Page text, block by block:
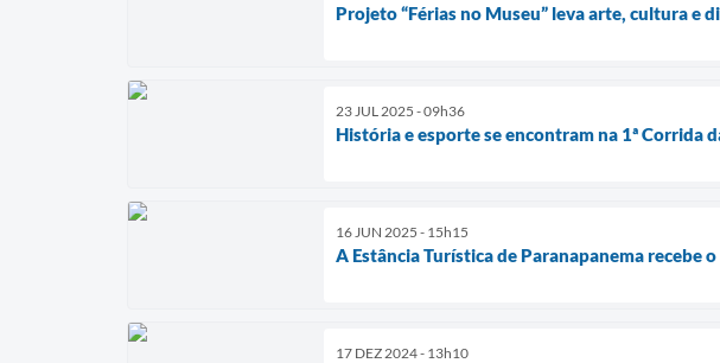
Projeto “Férias no Museu” leva arte, cultura e
23 JUL 2025 - 09h36
História e esporte se encontram na 1ª Corrida
16 JUN 2025 - 15h15
A Estância Turística de Paranapanema recebe
17 DEZ 2024 - 13h10